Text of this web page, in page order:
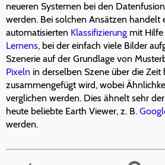
neueren Systemen bei den
werden. Bei solchen Ansätzen handelt
automatisierten Klassifizierung mit Hilfe
Lernens, bei der einfach viele Bilder
Szenerie auf der Grundlage von
Pixeln in derselben Szene über die Zeit
zusammengefügt wird, wobei
verglichen werden. Dies ähnelt sehr
heute beliebte Earth Viewer, z. B.
werden.